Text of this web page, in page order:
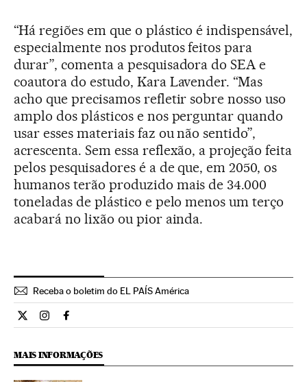
“Há regiões em que o plástico é indispensável,
especialmente nos produtos feitos para
durar”, comenta a pesquisadora do SEA e
coautora do estudo, Kara Lavender. “Mas
acho que precisamos refletir sobre nosso uso
amplo dos plásticos e nos perguntar quando
usar esses materiais faz ou não sentido”,
acrescenta. Sem essa reflexão, a projeção feita
pelos pesquisadores é a de que, em 2050, os
humanos terão produzido mais de 34.000
toneladas de plástico e pelo menos um terço
acabará no lixão ou pior ainda.
Receba o boletim do EL PAÍS América
Ciencia El País Brasil en Twitter
Ciencia El País Brasil en Instagram
Ciencia El País Brasil en Facebook
MAIS INFORMAÇÕES